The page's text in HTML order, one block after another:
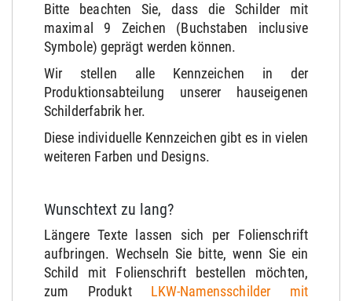
Bitte beachten Sie, dass die Schilder mit
maximal 9 Zeichen (Buchstaben inclusive
Symbole) geprägt werden können.
Wir stellen alle Kennzeichen in der
Produktionsabteilung unserer hauseigenen
Schilderfabrik her.
Diese individuelle Kennzeichen gibt es in vielen
weiteren Farben und Designs.
Wunschtext zu lang?
Längere Texte lassen sich per Folienschrift
aufbringen. Wechseln Sie bitte, wenn Sie ein
Schild mit Folienschrift bestellen möchten,
zum Produkt LKW-Namensschilder mit